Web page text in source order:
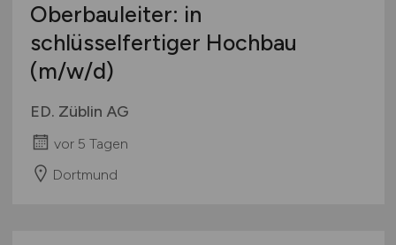
Oberbauleiter: in
schlüsselfertiger Hochbau
(m/w/d)
ED. Züblin AG
vor 5 Tagen
Dortmund